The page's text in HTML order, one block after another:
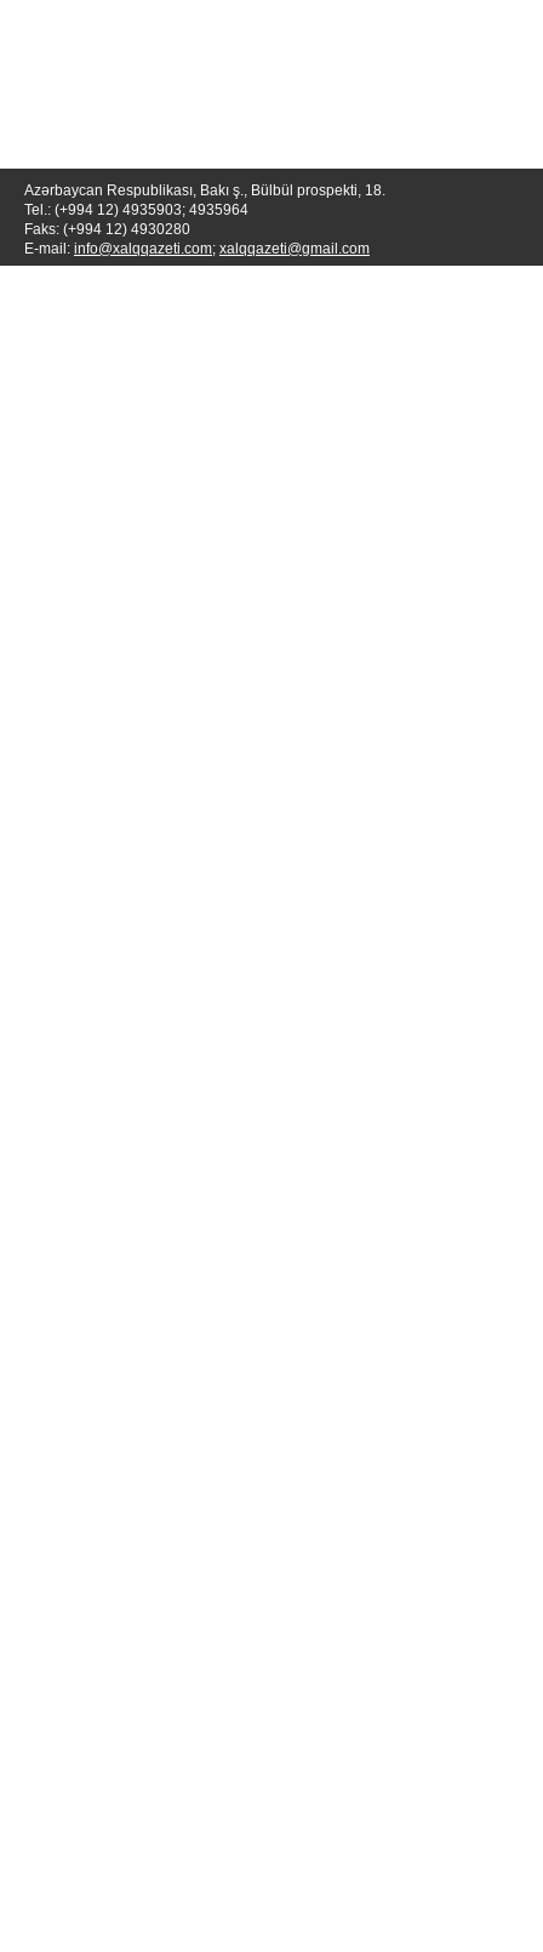
Azərbaycan Respublikası, Bakı ş., Bülbül prospekti, 18.
Tel.: (+994 12) 4935903; 4935964
Faks: (+994 12) 4930280
E-mail: info@xalqqazeti.com; xalqqazeti@gmail.com